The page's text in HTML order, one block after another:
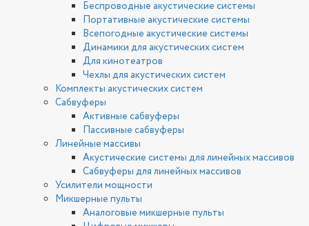
Беспроводные акустические системы
Портативные акустические системы
Всепогодные акустические системы
Динамики для акустических систем
Для кинотеатров
Чехлы для акустических систем
Комплекты акустических систем
Сабвуферы
Активные сабвуферы
Пассивные сабвуферы
Линейные массивы
Акустические системы для линейных массивов
Сабвуферы для линейных массивов
Усилители мощности
Микшерные пульты
Аналоговые микшерные пульты